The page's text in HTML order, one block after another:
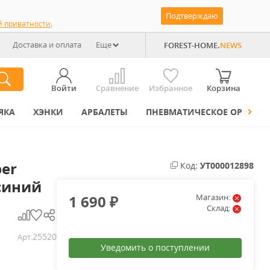
приватности.
Подтверждаю
Доставка и оплата Еще FOREST-HOME.NEWS
Войти Сравнение Избранное Корзина
ХЭНКИ АРБАЛЕТЫ ПНЕВМАТИЧЕСКОЕ ОРУЖИЕ
Арт.25520
Код: УТ000012898
1 690₽
Магазин:
Склад:
Уведомить о поступлении